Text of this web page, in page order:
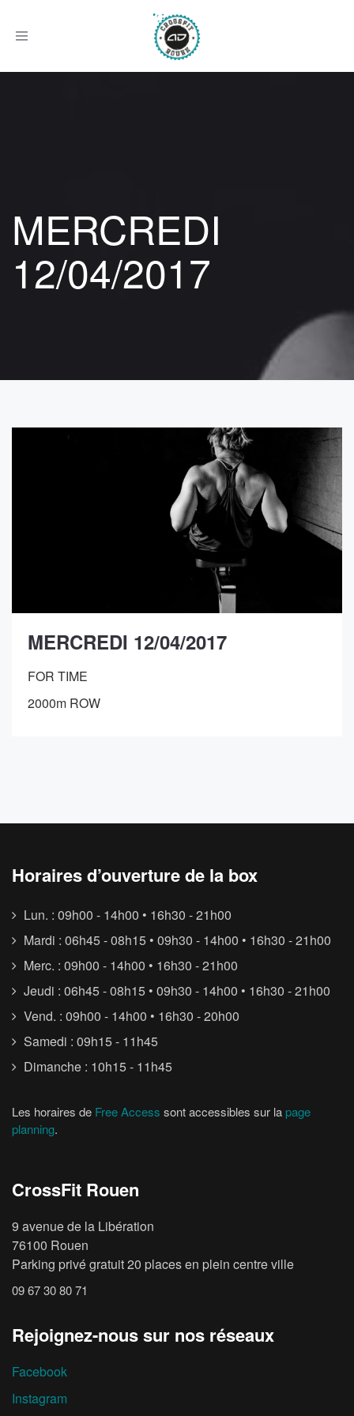
Afficher
MERCREDI
12/04/2017
MERCREDI 12/04/2017
FOR TIME
2000m ROW
Horaires d’ouverture de la box
Lun. : 09h00 - 14h00 • 16h30 - 21h00
Mardi : 06h45 - 08h15 • 09h30 - 14h00 • 16h30 - 21h00
Merc. : 09h00 - 14h00 • 16h30 - 21h00
Jeudi : 06h45 - 08h15 • 09h30 - 14h00 • 16h30 - 21h00
Vend. : 09h00 - 14h00 • 16h30 - 20h00
Samedi : 09h15 - 11h45
Dimanche : 10h15 - 11h45
Les horaires de Free Access sont accessibles sur la page
planning.
CrossFit Rouen
9 avenue de la Libération
76100 Rouen
Parking privé gratuit 20 places en plein centre ville
09 67 30 80 71
Rejoignez-nous sur nos réseaux
Facebook
Instagram